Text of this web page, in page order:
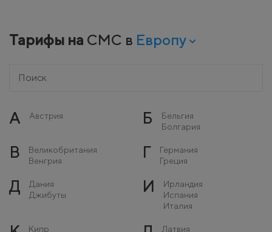
Тарифы на СМС в Европу
А Австрия Б
Бельгия
Болгария
В
Великобритания
Венгрия
Г
Германия
Греция
Д
Дания
Джибуты
И
Ирландия
Испания
Италия
Кипр Латвия